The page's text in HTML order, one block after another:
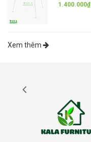
1.400.000₫
Xem thêm